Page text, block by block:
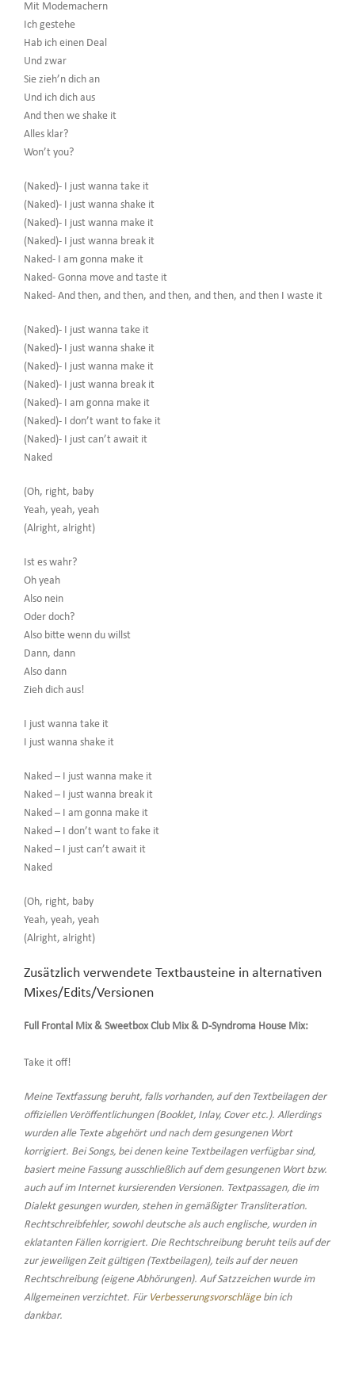
Mit Modemachern
Ich gestehe
Hab ich einen Deal
Und zwar
Sie zieh’n dich an
Und ich dich aus
And then we shake it
Alles klar?
Won’t you?
(Naked)- I just wanna take it
(Naked)- I just wanna shake it
(Naked)- I just wanna make it
(Naked)- I just wanna break it
Naked- I am gonna make it
Naked- Gonna move and taste it
Naked- And then, and then, and then, and then, and then I waste it
(Naked)- I just wanna take it
(Naked)- I just wanna shake it
(Naked)- I just wanna make it
(Naked)- I just wanna break it
(Naked)- I am gonna make it
(Naked)- I don’t want to fake it
(Naked)- I just can’t await it
Naked
(Oh, right, baby
Yeah, yeah, yeah
(Alright, alright)
Ist es wahr?
Oh yeah
Also nein
Oder doch?
Also bitte wenn du willst
Dann, dann
Also dann
Zieh dich aus!
I just wanna take it
I just wanna shake it
Naked – I just wanna make it
Naked – I just wanna break it
Naked – I am gonna make it
Naked – I don’t want to fake it
Naked – I just can’t await it
Naked
(Oh, right, baby
Yeah, yeah, yeah
(Alright, alright)
Zusätzlich verwendete Textbausteine in alternativen
Mixes/Edits/Versionen
Full Frontal Mix & Sweetbox Club Mix & D-Syndroma House Mix:
Take it off!
Meine Textfassung beruht, falls vorhanden, auf den Textbeilagen der
offiziellen Veröffentlichungen (Booklet, Inlay, Cover etc.). Allerdings
wurden alle Texte abgehört und nach dem gesungenen Wort
korrigiert. Bei Songs, bei denen keine Textbeilagen verfügbar sind,
basiert meine Fassung ausschließlich auf dem gesungenen Wort bzw.
auch auf im Internet kursierenden Versionen. Textpassagen, die im
Dialekt gesungen wurden, stehen in gemäßigter Transliteration.
Rechtschreibfehler, sowohl deutsche als auch englische, wurden in
eklatanten Fällen korrigiert. Die Rechtschreibung beruht teils auf der
zur jeweiligen Zeit gültigen (Textbeilagen), teils auf der neuen
Rechtschreibung (eigene Abhörungen). Auf Satzzeichen wurde im
Allgemeinen verzichtet. Für Verbesserungsvorschlägebin ich
dankbar.